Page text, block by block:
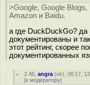
>Google, Google Blogs,
Amazon и Baidu.
а где DuckDuckGo?
документированы и
этот рейтинг, скорее
документированных
2.45 ,angra (ok), 06:17,
[к модератору]